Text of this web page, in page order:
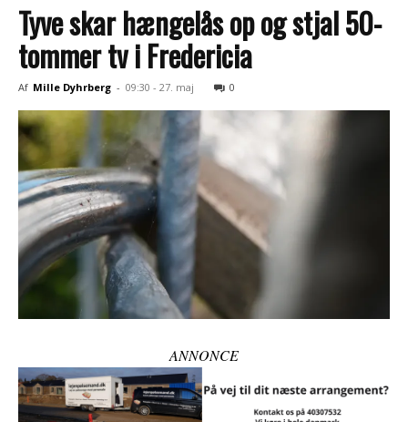
Tyve skar hængelås op og stjal 50-
tommer tv i Fredericia
Af Mille Dyhrberg - 09:30 - 27. maj 0
ANNONCE